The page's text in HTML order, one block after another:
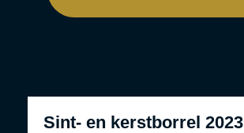
Sint- en kerstborrel 2023